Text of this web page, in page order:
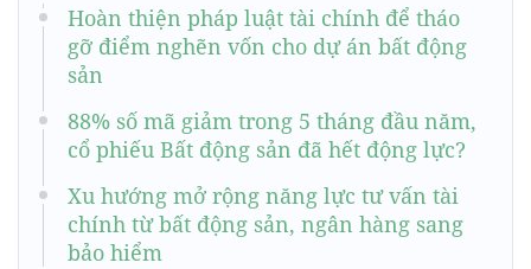
Hoàn thiện pháp luật tài chính để tháo
gỡ điểm nghẽn vốn cho dự án bất động
sản
88% số mã giảm trong 5 tháng đầu năm,
cổ phiếu Bất động sản đã hết động lực?
Xu hướng mở rộng năng lực tư vấn tài
chính từ bất động sản, ngân hàng sang
bảo hiểm